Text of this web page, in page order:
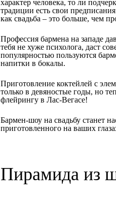
характер человека, то ли
традиции есть свои
как свадьба – это больше, чем
Профессия бармена на западе
тебя не хуже психолога, даст
популярностью пользуются
напитки в бокалы.
Приготовление коктейлей с
только в девяностые годы, но
флейрингу в Лас-Вегасе!
Бармен-шоу на свадьбу станет
приготовленного на ваших
Пирамида из